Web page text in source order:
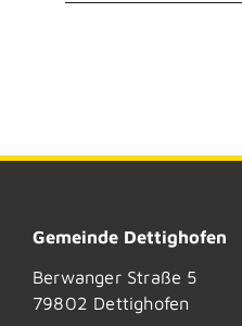
Gemeinde Dettighofen
Berwanger Straße 5
79802 Dettighofen